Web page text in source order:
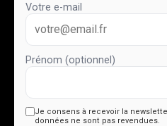
Votre e-mail
Prénom (optionnel)
Je consens à recevoir la
données ne sont pas revendues.